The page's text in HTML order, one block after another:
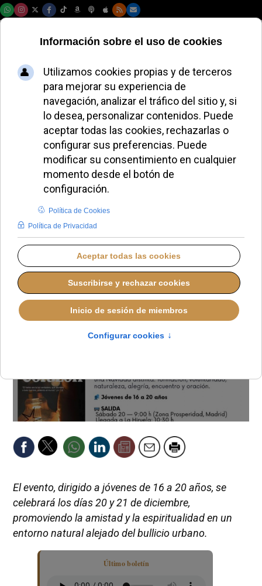
Las parroquias de
La Hiruela y La
Puebla organizan
un encuentro
juvenil navideño
JUEVES, 04 DICIEMBRE 2025 10:40
El evento, dirigido a jóvenes de 16 a 20 años, se
celebrará los días 20 y 21 de diciembre,
promoviendo la amistad y la espiritualidad en un
entorno natural alejado del bullicio urbano.
Último boletín